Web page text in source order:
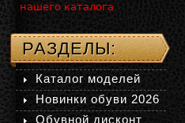
нашего каталога
РАЗДЕЛЫ:
Каталог моделей
Новинки обуви 2026
Обувной дисконт